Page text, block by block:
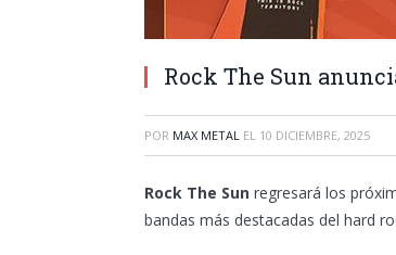
Rock The Sun
POR MAX METAL EL 10 DICIEMBRE, 2025
Rock The Sun regresará los
bandas más destacadas del hard